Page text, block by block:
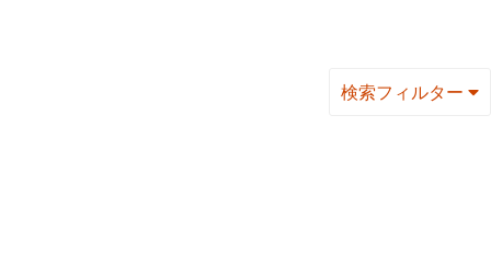
検索フィルター